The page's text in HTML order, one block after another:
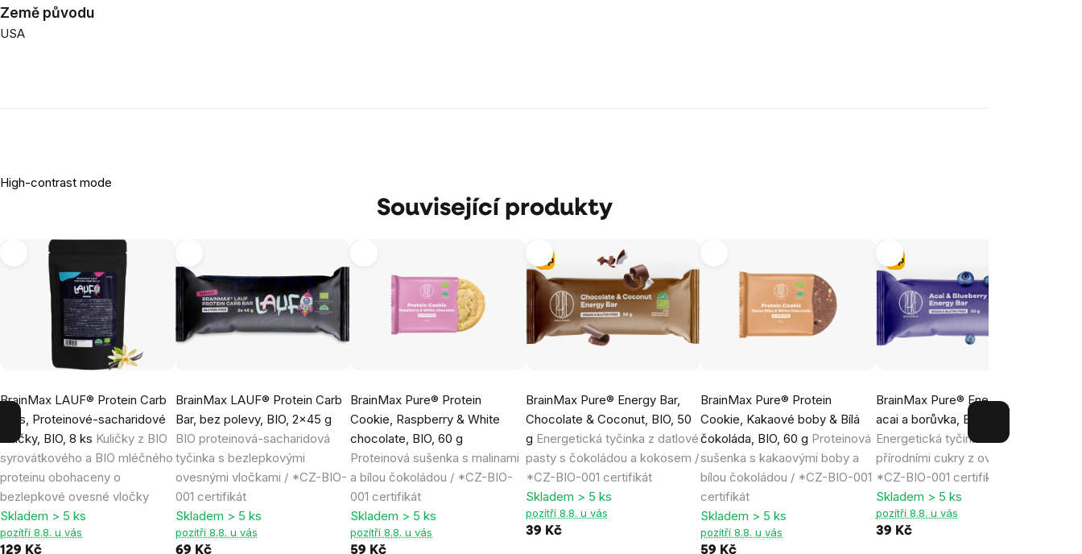
Země původu
USA
High-contrast mode
Související produkty
BrainMax LAUF® Protein Carb
Balls, Proteinové-sacharidové
kuličky, BIO, 8 ks Kuličky z BIO
syrovátkového a BIO mléčného
proteinu obohaceny o
bezlepkové ovesné vločky
Skladem > 5 ks
pozítří 8.8. u vás
129 Kč
BrainMax LAUF® Protein Carb
Bar, bez polevy, BIO, 2x45 g
BIO proteinová-sacharidová
tyčinka s bezlepkovými
ovesnými vločkami / *CZ-BIO-
001 certifikát
Skladem > 5 ks
pozítří 8.8. u vás
69 Kč
BrainMax Pure® Protein
Cookie, Raspberry & White
chocolate, BIO, 60 g
Proteinová sušenka s malinami
a bílou čokoládou / *CZ-BIO-
001 certifikát
Skladem > 5 ks
pozítří 8.8. u vás
59 Kč
Tip
BrainMax Pure® Energy Bar,
Chocolate & Coconut, BIO, 50
g Energetická tyčinka z datlové
pasty s čokoládou a kokosem /
*CZ-BIO-001 certifikát
Skladem > 5 ks
pozítří 8.8. u vás
39 Kč
BrainMax Pure® Protein
Cookie, Kakaové boby & Bílá
čokoláda, BIO, 60 g Proteinová
sušenka s kakaovými boby a
bílou čokoládou / *CZ-BIO-001
certifikát
Skladem > 5 ks
pozítří 8.8. u vás
59 Kč
Tip
BrainMax Pure® Energy Bar,
acai a borůvka, BIO, 50 g
Energetická tyčinka nabitá
přírodními cukry z ovoce /
*CZ-BIO-001 certifikát
Skladem > 5 ks
pozítří 8.8. u vás
39 Kč